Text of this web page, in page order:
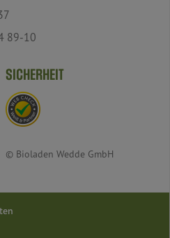
89-10
SICHERHEIT
© Bioladen Wedde GmbH